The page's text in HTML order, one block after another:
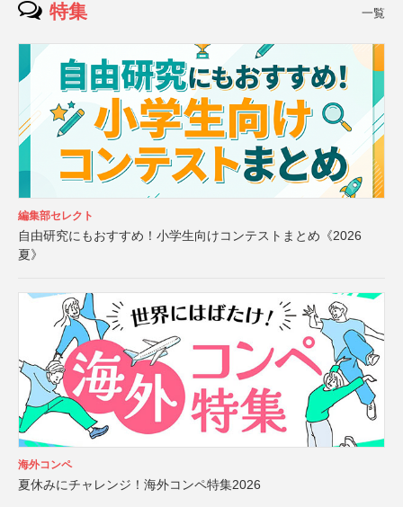
特集 一覧
編集部セレクト
自由研究にもおすすめ！小学生向けコンテストまとめ《2026
夏》
海外コンペ
夏休みにチャレンジ！海外コンペ特集2026